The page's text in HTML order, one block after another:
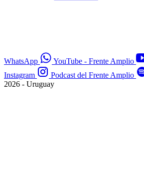
WhatsApp YouTube - Frente Amplio
Instagram
Podcast del Frente Amplio
2026 - Uruguay